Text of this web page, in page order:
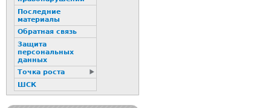
Последние
материалы
Обратная связь
Защита
персональных
данных
Точка роста
ШСК